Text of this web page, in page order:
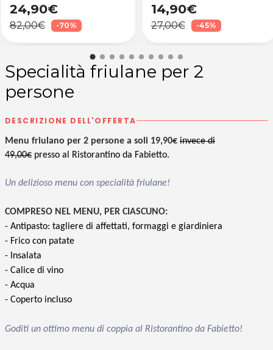
24,90€
82,00€ -70%
14,90€
27,00€ -45%
Specialità friulane per 2
persone
DESCRIZIONE DELL'OFFERTA
Menu friulano per 2 persone a soli 19,90€ invece di
49,00€ presso al Ristorantino da Fabietto.
Un delizioso menu con specialità friulane!
COMPRESO NEL MENU, PER CIASCUNO:
- Antipasto: tagliere di affettati, formaggi e giardiniera
- Frico con patate
- Insalata
- Calice di vino
- Acqua
- Coperto incluso
Goditi un ottimo menu di coppia al Ristorantino da Fabietto!